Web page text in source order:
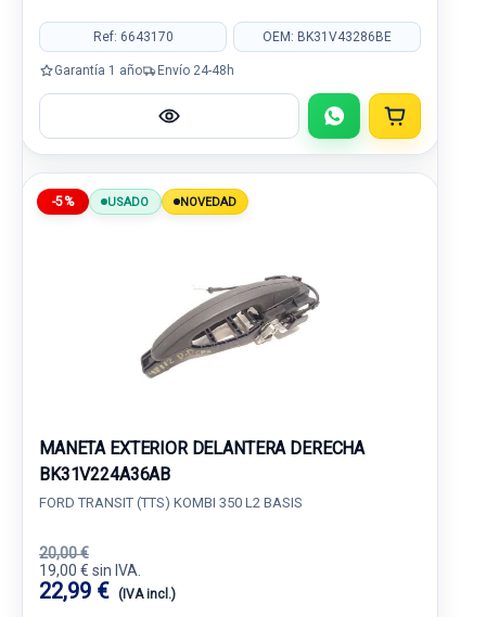
Ref: 6643170 OEM: BK31V43286BE
Garantía 1 año Envío 24-48h
-5% USADO NOVEDAD
MANETA EXTERIOR DELANTERA DERECHA
BK31V224A36AB
FORD TRANSIT (TTS) KOMBI 350 L2 BASIS
20,00 €
19,00 € sin IVA.
22,99 € (IVA incl.)